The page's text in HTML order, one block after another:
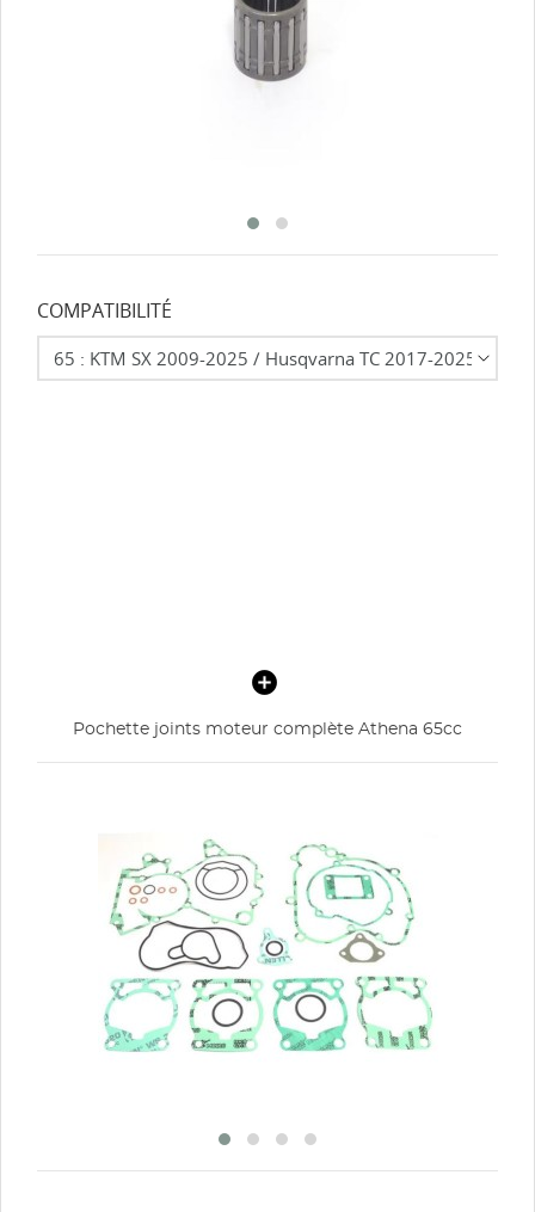
COMPATIBILITÉ
Pochette joints moteur complète Athena 65cc